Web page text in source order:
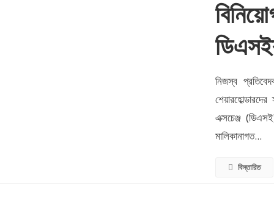
নিজস্ব
এক্সচেঞ্জ
মালিকানাগত...
বিস্তারিত